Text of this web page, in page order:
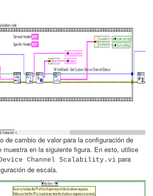
de cambio de valor para la configuración de
muestra en la siguiente figura. En esto, utilice
Device Channel Scalability.vi para
de escala.